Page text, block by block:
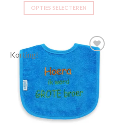
OPTIES SELECTEREN
Korting!
Toevoegen
aan
verlanglijst